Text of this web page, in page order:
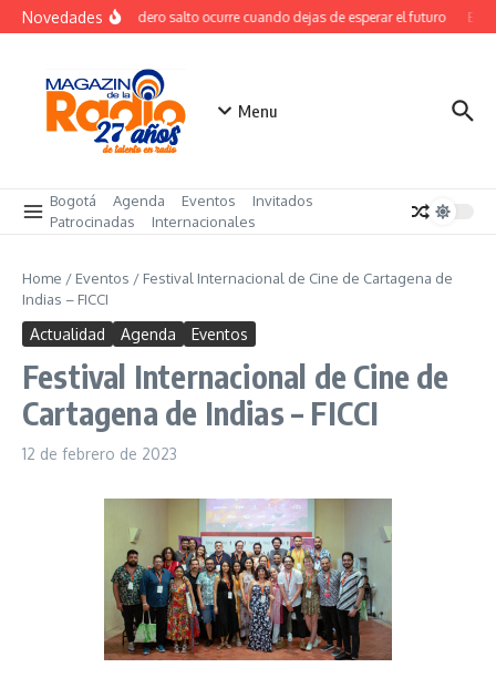
Saltar al contenido
NovedadesEl verdadero salto ocurre cuando dejas de esperar el futuro El
Menu
Bogotá Agenda Eventos
Invitados
Patrocinadas
Internacionales
Home / Eventos / Festival Internacional de Cine de Cartagena de
Indias – FICCI
Actualidad Agenda Eventos
Festival Internacional de Cine de
Cartagena de Indias – FICCI
12 de febrero de 2023